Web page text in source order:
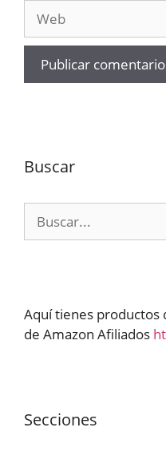
Buscar
Aquí tienes productos
de Amazon Afiliados
Secciones